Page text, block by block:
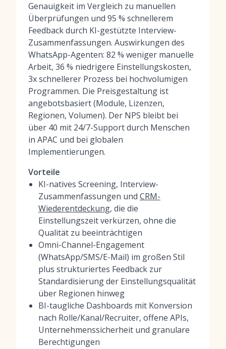
Genauigkeit im Vergleich zu manuellen
Überprüfungen und 95 % schnellerem
Feedback durch KI-gestützte Interview-
Zusammenfassungen. Auswirkungen des
WhatsApp-Agenten: 82 % weniger manuelle
Arbeit, 36 % niedrigere Einstellungskosten,
3x schnellerer Prozess bei hochvolumigen
Programmen. Die Preisgestaltung ist
angebotsbasiert (Module, Lizenzen,
Regionen, Volumen). Der NPS bleibt bei
über 40 mit 24/7-Support durch Menschen
in APAC und bei globalen
Implementierungen.
Vorteile
KI-natives Screening, Interview-
Zusammenfassungen und CRM-
Wiederentdeckung, die die
Einstellungszeit verkürzen, ohne die
Qualität zu beeinträchtigen
Omni-Channel-Engagement
(WhatsApp/SMS/E-Mail) im großen Stil
plus strukturiertes Feedback zur
Standardisierung der Einstellungsqualität
über Regionen hinweg
BI-taugliche Dashboards mit Konversion
nach Rolle/Kanal/Recruiter, offene APIs,
Unternehmenssicherheit und granulare
Berechtigungen